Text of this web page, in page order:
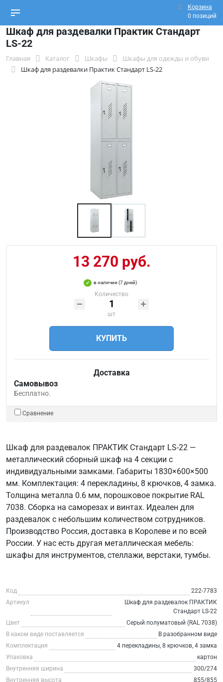
Корзина
0 позиций
Шкаф для раздевалки Практик Стандарт
LS-22
Главная Каталог Шкафы
Шкафы для одежды и обуви
Шкаф для раздевалки Практик Стандарт LS-22
13 270 руб.
в наличии (7 дней)
Количество
шт
КУПИТЬ
Доставка
Самовывоз
Бесплатно.
Сравнение
Шкаф для раздевалок ПРАКТИК Стандарт LS-22 —
металлический сборный шкаф на 4 секции с
индивидуальными замками. Габариты 1830×600×500
мм. Комплектация: 4 перекладины, 8 крючков, 4 замка.
Толщина металла 0.6 мм, порошковое покрытие RAL
7038. Сборка на саморезах и винтах. Идеален для
раздевалок с небольшим количеством сотрудников.
Производство Россия, доставка в Королеве и по всей
России. У нас есть другая металлическая мебель:
шкафы для инструментов, стеллажи, верстаки, тумбы.
Код
222-7783
Артикул
Шкаф для раздевалок ПРАКТИК
Стандарт LS-22
Цвет
Серый полуматовый (RAL 7038)
В каком виде поставляется
В разобранном виде
Комплектация
4 перекладины, 8 крючков, 4 замка
Упаковка
картон
Внутренняя ширина
300/274
Внутренняя высота
855/855